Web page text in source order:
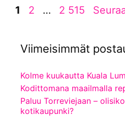
Sivu
1 Sivu
2 … Sivu
2 515
Viimeisimmät
Kolme kuukautta Kuala
Kodittomana maailmalla
Paluu Torreviejaan –
kotikaupunki?